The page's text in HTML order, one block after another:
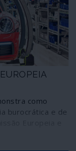
como
burocrática e de